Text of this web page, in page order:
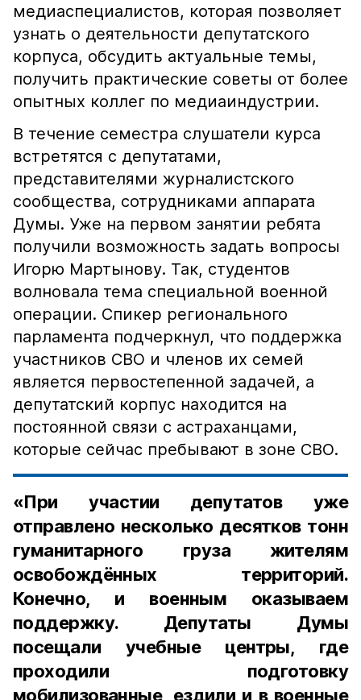
медиаспециалистов, которая позволяет
узнать о деятельности депутатского
корпуса, обсудить актуальные темы,
получить практические советы от более
опытных коллег по медиаиндустрии.
В течение семестра слушатели курса
встретятся с депутатами,
представителями журналистского
сообщества, сотрудниками аппарата
Думы. Уже на первом занятии ребята
получили возможность задать вопросы
Игорю Мартынову. Так, студентов
волновала тема специальной военной
операции. Спикер регионального
парламента подчеркнул, что поддержка
участников СВО и членов их семей
является первостепенной задачей, а
депутатский корпус находится на
постоянной связи с астраханцами,
которые сейчас пребывают в зоне СВО.
«При участии депутатов уже
отправлено несколько десятков тонн
гуманитарного груза жителям
освобождённых территорий.
Конечно, и военным оказываем
поддержку. Депутаты Думы
посещали учебные центры, где
проходили подготовку
мобилизованные, ездили и в военные